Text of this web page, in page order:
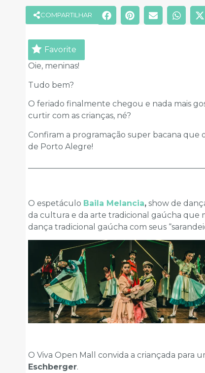
COMPARTILHAR
Favorite
Oie, meninas!
Tudo bem?
O feriado finalmente chegou e nada mais
curtir com as crianças, né?
Confiram a programação super bacana que
de Porto Alegre!
O espetáculo Baila Melancia, show de
da cultura e da arte tradicional gaúcha que
dança tradicional gaúcha com seus
O Viva Open Mall convida a criançada para
Eschberger.